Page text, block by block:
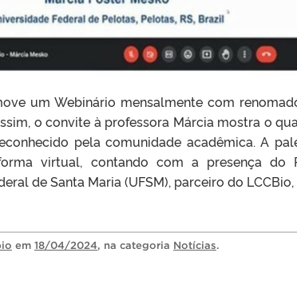
um Webinário mensalmente com
o convite à professora Márcia mostra o
pela comunidade acadêmica. A
virtual, contando com a presença do
de Santa Maria (UFSM), parceiro do
em 18/04/2024, na categoria Notícias.